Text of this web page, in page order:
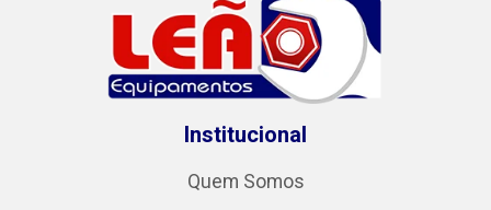
Institucional
Quem Somos